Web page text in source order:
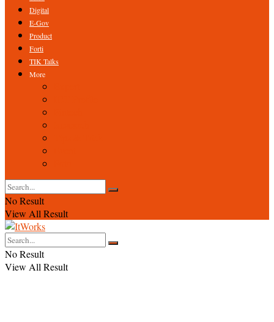
Digital
E-Gov
Product
Forti
TIK Talks
More
No Result
View All Result
No Result
View All Result